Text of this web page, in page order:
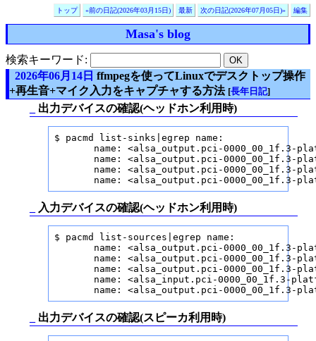
トップ «前の日記(2026年03月15日) 最新 次の日記(2026年07月05日)» 編集
Masa's blog
検索キーワード:
2026年06月14日 ffmpegを使ってLinuxでデスクトップ操作
+再生音+マイク入力をキャプチャする方法 [長年日記]
出力デバイスの確認(ヘッドホン利用時)
$ pacmd list-sinks|egrep name:
name: <alsa_output.pci-0000_00_1f.3-
name: <alsa_output.pci-0000_00_1f.3-
name: <alsa_output.pci-0000_00_1f.3-
name: <alsa_output.pci-0000_00_1f.3-
入力デバイスの確認(ヘッドホン利用時)
$ pacmd list-sources|egrep name:
name: <alsa_output.pci-0000_00_1f.3-
name: <alsa_output.pci-0000_00_1f.3-
name: <alsa_output.pci-0000_00_1f.3-
name: <alsa_input.pci-0000_00_1f.3-
name: <alsa_output.pci-0000_00_1f.3-
出力デバイスの確認(スピーカ利用時)